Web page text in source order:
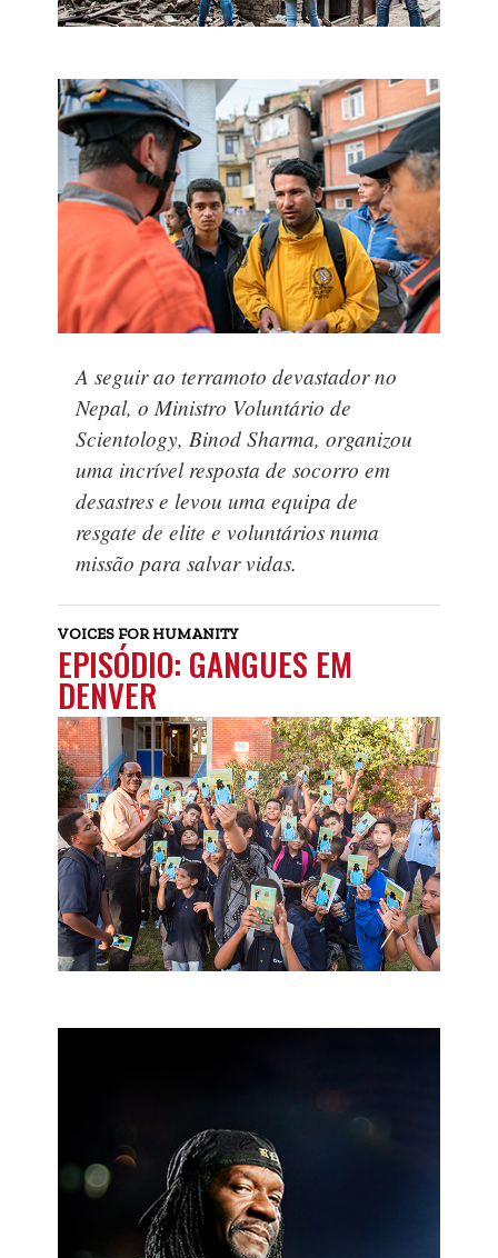
A seguir ao terramoto devastador no
Nepal, o Ministro Voluntário de
Scientology, Binod Sharma, organizou
uma incrível resposta de socorro em
desastres e levou uma equipa de
resgate de elite e voluntários numa
missão para salvar vidas.
VOICES FOR HUMANITY
EPISÓDIO: GANGUES EM
DENVER